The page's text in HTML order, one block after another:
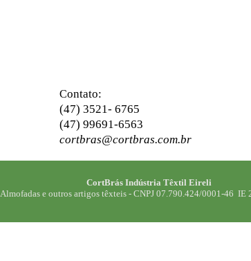
Contato:
(47) 3521- 6765
(47) 99691-6563
cortbras@cortbras.com.br
CortBrás Indústria Têxtil Eireli
Almofadas e outros artigos têxteis - CNPJ 07.790.424/0001-46 IE